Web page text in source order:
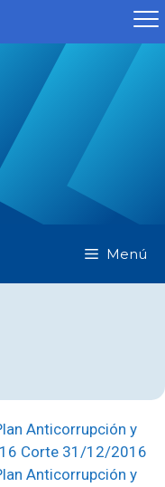
Menú
Anticorrupción y
Corte 31/12/2016
Anticorrupción y